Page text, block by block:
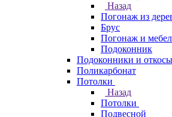
Назад
Погонаж из
Брус
Погонаж и
Подоконник
Подоконники и откосы
Поликарбонат
Потолки
Назад
Потолки
Подвесной